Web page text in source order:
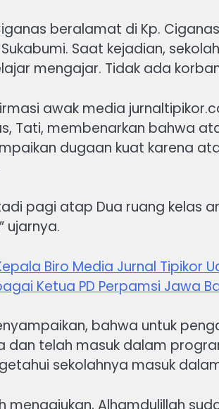
beralamat di Kp.
Saat kejadian,
mengajar. Tidak ada
awak media
Tati, membenarkan bahwa
dugaan kuat karena
pagi atap Dua ruang kelas
ujarnya.
Biro Media Jurnal Tipikor
Ketua PD Perpamsi Jawa
bahwa untuk
dan telah masuk dalam
sekolahnya masuk
mengajukan, Alhamdulillah